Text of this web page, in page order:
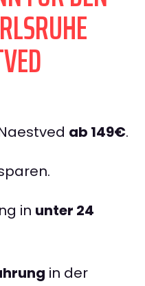
ab 149€.
in unter 24
in der